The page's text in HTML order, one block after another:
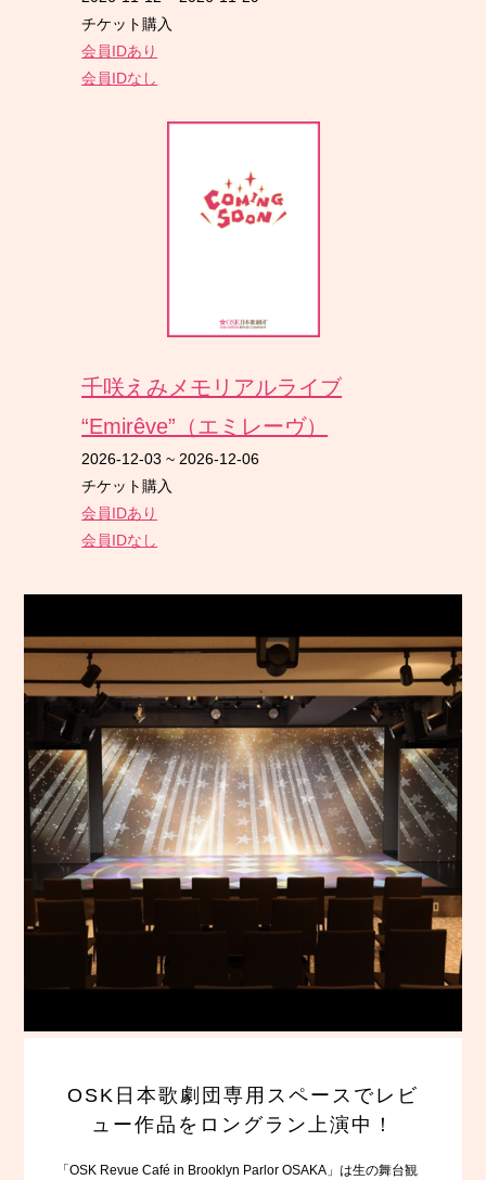
チケット購入
会員IDあり
会員IDなし
千咲えみメモリアルライブ
“Emirêve”（エミレーヴ）
2026-12-03 ~ 2026-12-06
チケット購入
会員IDあり
会員IDなし
OSK日本歌劇団専用スペースでレビ
ュー作品をロングラン上演中！
「OSK Revue Café in Brooklyn Parlor OSAKA」は生の舞台観